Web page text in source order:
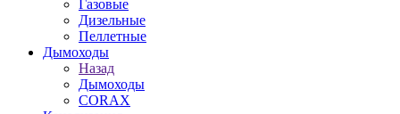
Газовые
Дизельные
Пеллетные
Дымоходы
Назад
Дымоходы
CORAX